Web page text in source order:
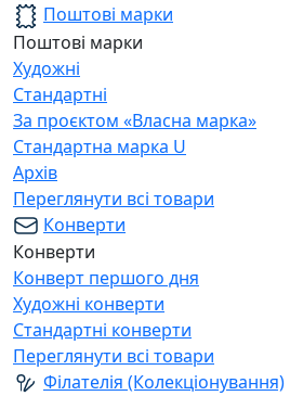
Поштові марки
Поштові марки
Художні
Стандартні
За проєктом «Власна марка»
Стандартна марка U
Архів
Переглянути всі товари
Конверти
Конверти
Конверт першого дня
Художні конверти
Стандартні конверти
Переглянути всі товари
Філателія (Колекціонування)